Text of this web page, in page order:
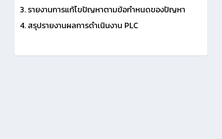
3. รายงานการแก้ไขปัญหาตามข้อกำหนดของปัญหา
4. สรุปรายงานผลการดำเนินงาน PLC